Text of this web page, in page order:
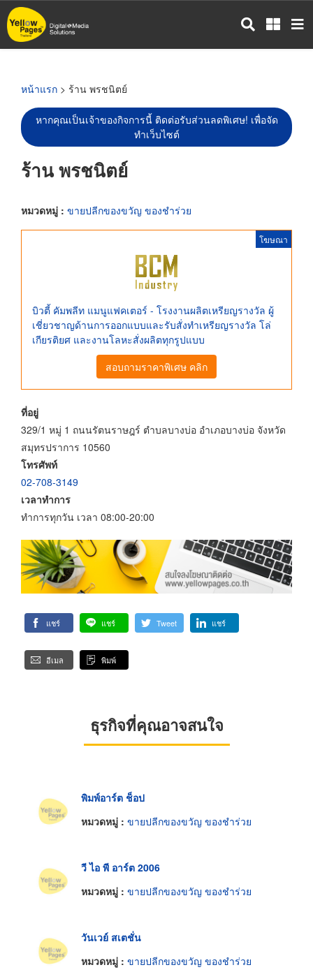
ข้าม
ไป
หน้าแรก > ร้าน พรชนิตย์
หากคุณเป็นเจ้าของกิจการนี้ ติดต่อรับส่วนลดพิเศษ! เพื่อจัด
ทำเว็บไซต์
ร้าน พรชนิตย์
หมวดหมู่ : ขายปลีกของขวัญ ของชำร่วย
โฆษณา
บิวตี้ คัมพลีท แมนูแฟคเตอร์ - โรงงานผลิตเหรียญรางวัล ผู้
เชี่ยวชาญด้านการออกแบบและรับสั่งทำเหรียญรางวัล โล่
เกียรติยศ และงานโลหะสั่งผลิตทุกรูปแบบ
สอบถามราคาพิเศษ คลิก
ที่อยู่
329/1 หมู่ 1 ถนนรัตนราษฎร์ ตำบลบางบ่อ อำเภอบางบ่อ จังหวัด
สมุทรปราการ 10560
โทรศัพท์
02-708-3149
เวลาทำการ
ทำการทุกวัน เวลา 08:00-20:00
แชร์ แชร์ Tweet แชร์
อีเมล พิมพ์
ธุรกิจที่คุณอาจสนใจ
พิมพ์อาร์ต ช็อป
หมวดหมู่ : ขายปลีกของขวัญ ของชำร่วย
วี ไอ พี อาร์ต 2006
หมวดหมู่ : ขายปลีกของขวัญ ของชำร่วย
วันเวย์ สเตชั่น
หมวดหมู่ : ขายปลีกของขวัญ ของชำร่วย